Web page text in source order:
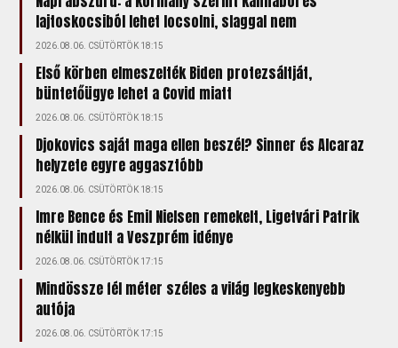
lajtoskocsiból lehet locsolni, slaggal nem
2026.08.06. CSÜTÖRTÖK 18:15
Első körben elmeszelték Biden protezsáltját,
büntetőügye lehet a Covid miatt
2026.08.06. CSÜTÖRTÖK 18:15
Djokovics saját maga ellen beszél? Sinner és Alcaraz
helyzete egyre aggasztóbb
2026.08.06. CSÜTÖRTÖK 18:15
Imre Bence és Emil Nielsen remekelt, Ligetvári Patrik
nélkül indult a Veszprém idénye
2026.08.06. CSÜTÖRTÖK 17:15
Mindössze fél méter széles a világ legkeskenyebb
autója
2026.08.06. CSÜTÖRTÖK 17:15